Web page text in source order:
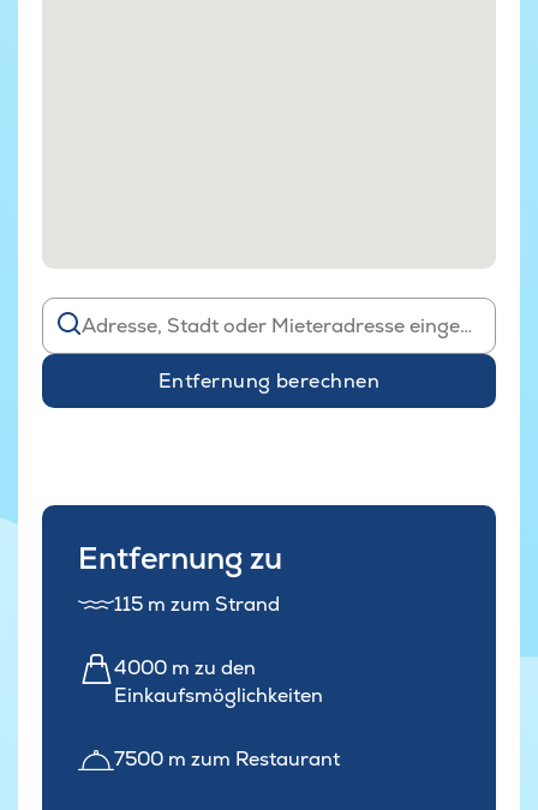
Entfernung berechnen
Entfernung zu
115 m zum Strand
4000 m zu den
Einkaufsmöglichkeiten
7500 m zum Restaurant